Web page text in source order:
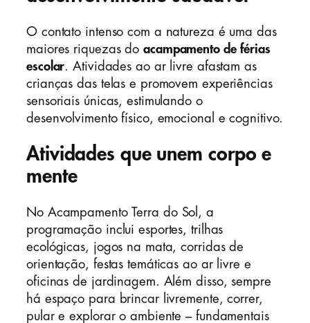
O contato intenso com a natureza é uma das
maiores riquezas do acampamento de férias
escolar . Atividades ao ar livre afastam as
crianças das telas e promovem experiências
sensoriais únicas, estimulando o
desenvolvimento físico, emocional e cognitivo.
Atividades que unem corpo e
mente
No Acampamento Terra do Sol, a
programação inclui esportes, trilhas
ecológicas, jogos na mata, corridas de
orientação, festas temáticas ao ar livre e
oficinas de jardinagem. Além disso, sempre
há espaço para brincar livremente, correr,
pular e explorar o ambiente – fundamentais